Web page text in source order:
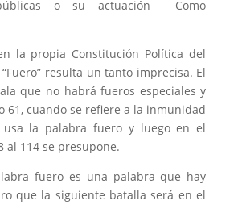
o su actuación Como
la propia Constitución Política del
resulta un tanto imprecisa. El
que no habrá fueros especiales y
61, cuando se refiere a la inmunidad
usa la palabra fuero y luego en el
al 114 se presupone.
fuero es una palabra que hay
que la siguiente batalla será en el